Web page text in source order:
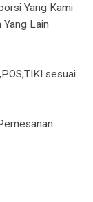
Yang Kami
Lain
sesuai